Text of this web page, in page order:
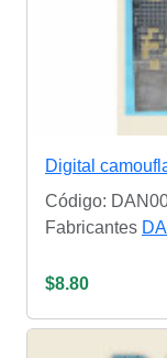
Digital
Código:
Fabricantes
$8.80